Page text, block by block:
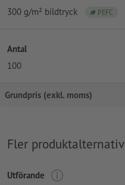
300 g/m² bildtryck
PEFC
Antal
100
Grundpris (exkl. moms)
Fler produktalternativ
Utförande